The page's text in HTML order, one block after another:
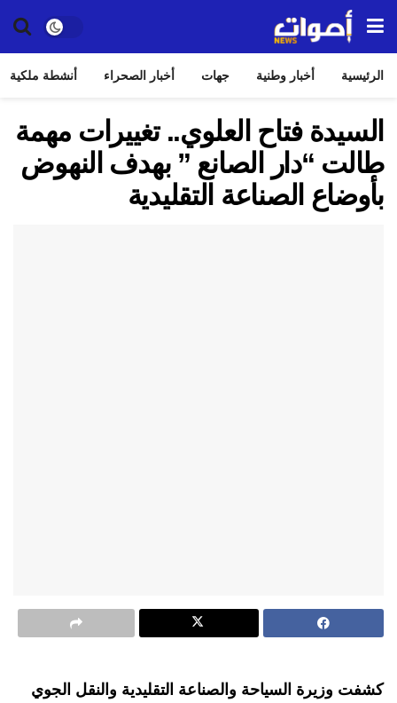
الرئيسية أخبار وطنية جهات أخبار الصحراء أنشطة ملكية
السيدة فتاح العلوي.. تغييرات مهمة
طالت “دار الصانع ” بهدف النهوض
بأوضاع الصناعة التقليدية
كشفت وزيرة السياحة والصناعة التقليدية والنقل الجوي